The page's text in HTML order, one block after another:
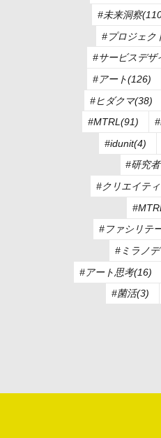
#未来洞察
#プロジェク
#サービスデザ
#アート(126)
#ヒダクマ(38)
#MTRL(91)
#idunit(4)
#研究
#クリエイテ
#ファシリテ
#ミラノ
#アート思考(16)
#菌活(3)